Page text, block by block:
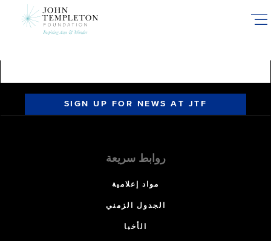
SIGN UP FOR NEWS AT JTF
روابط سريعة
مواد إعلامية
الجدول الزمني
الأخبا